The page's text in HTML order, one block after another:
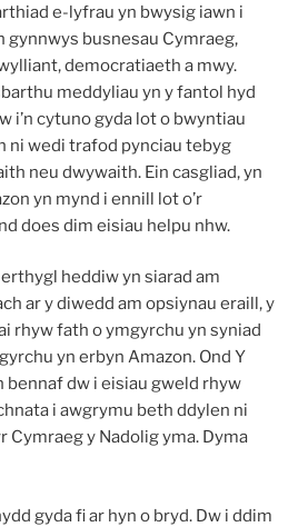
e-lyfrau yn bwysig iawn i
gynnwys busnesau Cymraeg,
democratiaeth a mwy.
meddyliau yn y fantol hyd
i’n cytuno gyda lot o bwyntiau
ni wedi trafod pynciau tebyg
neu dwywaith. Ein casgliad, yn
yn mynd i ennill lot o’r
does dim eisiau helpu nhw.
erthygl heddiw yn siarad am
ar y diwedd am opsiynau eraill, y
rhyw fath o ymgyrchu yn syniad
yn erbyn Amazon. Ond Y
bennaf dw i eisiau gweld rhyw
i awgrymu beth ddylen ni
y Nadolig yma. Dyma
gyda fi ar hyn o bryd. Dw i ddim